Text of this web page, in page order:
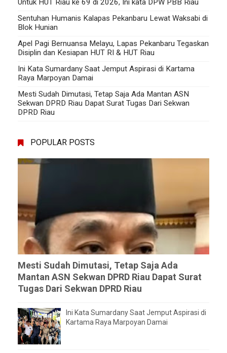
Untuk HUT Riau ke 69 di 2026, Ini kata DPW PBB Riau
Sentuhan Humanis Kalapas Pekanbaru Lewat Waksabi di
Blok Hunian
Apel Pagi Bernuansa Melayu, Lapas Pekanbaru Tegaskan
Disiplin dan Kesiapan HUT RI & HUT Riau
Ini Kata Sumardany Saat Jemput Aspirasi di Kartama
Raya Marpoyan Damai
Mesti Sudah Dimutasi, Tetap Saja Ada Mantan ASN
Sekwan DPRD Riau Dapat Surat Tugas Dari Sekwan
DPRD Riau
POPULAR POSTS
Mesti Sudah Dimutasi, Tetap Saja Ada
Mantan ASN Sekwan DPRD Riau Dapat Surat
Tugas Dari Sekwan DPRD Riau
Ini Kata Sumardany Saat Jemput Aspirasi di
Kartama Raya Marpoyan Damai